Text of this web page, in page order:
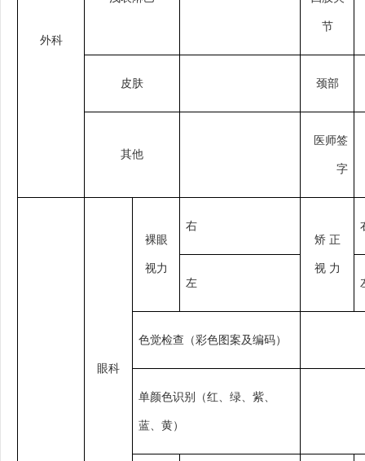
外科
节
皮肤 颈部
其他
医师签
字
眼科
裸眼
视力
右
矫 正
视 力
左
色觉检查（彩色图案及编码）
单颜色识别（红、绿、紫、
蓝、黄）